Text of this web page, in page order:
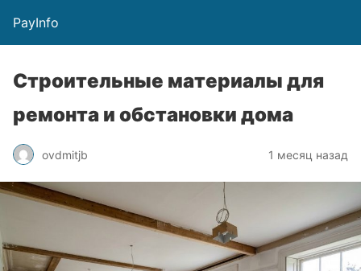
PayInfo
Строительные материалы для
ремонта и обстановки дома
ovdmitjb 1 месяц назад